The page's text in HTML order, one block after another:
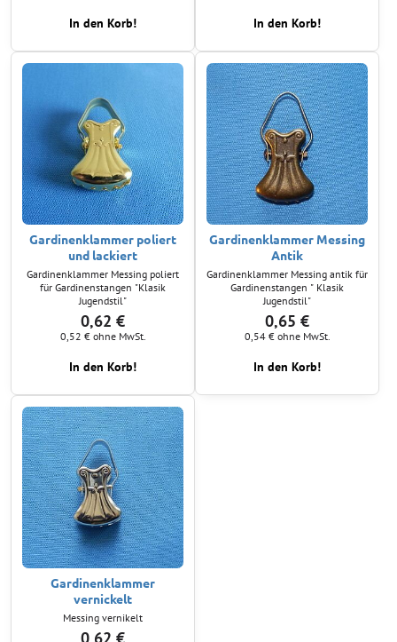
In den Korb! In den Korb!
Gardinenklammer poliert
und lackiert
Gardinenklammer Messing poliert
für Gardinenstangen "Klasik
Jugendstil"
0,62 €
0,52 € ohne MwSt.
In den Korb!
Gardinenklammer Messing
Antik
Gardinenklammer Messing antik für
Gardinenstangen " Klasik
Jugendstil"
0,65 €
0,54 € ohne MwSt.
In den Korb!
Gardinenklammer
vernickelt
Messing vernikelt